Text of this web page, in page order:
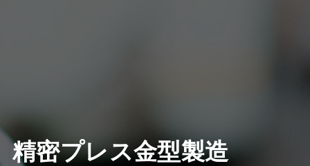
精密プレス金型製造